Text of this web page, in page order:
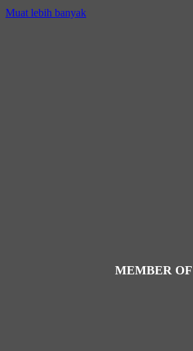
Muat lebih banyak
MEMBER OF